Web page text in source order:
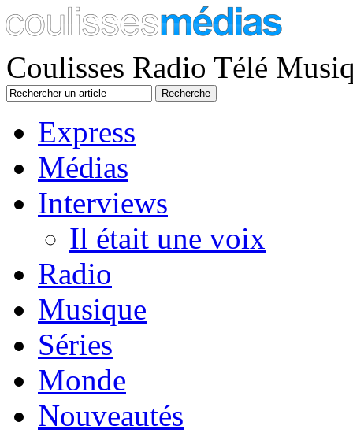
Coulisses Radio Télé
Express
Médias
Interviews
Il était une voix
Radio
Musique
Séries
Monde
Nouveautés